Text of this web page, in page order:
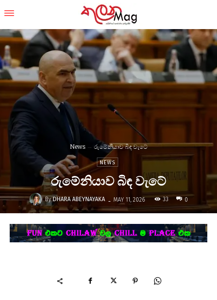
News රුමේනියාව බිඳ වැටේ
NEWS
රුමේනියාව බිඳ වැටේ
By DHARA ABEYNAYAKA - MAY 11, 2026 33 0